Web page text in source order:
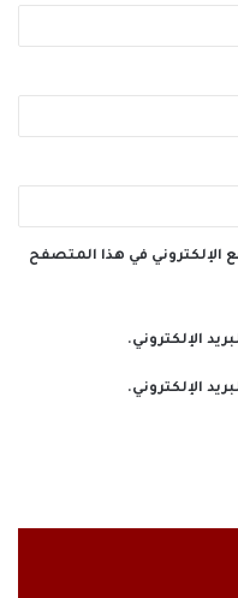
الإلكتروني في هذا المتصفح
الإلكتروني.
الإلكتروني.